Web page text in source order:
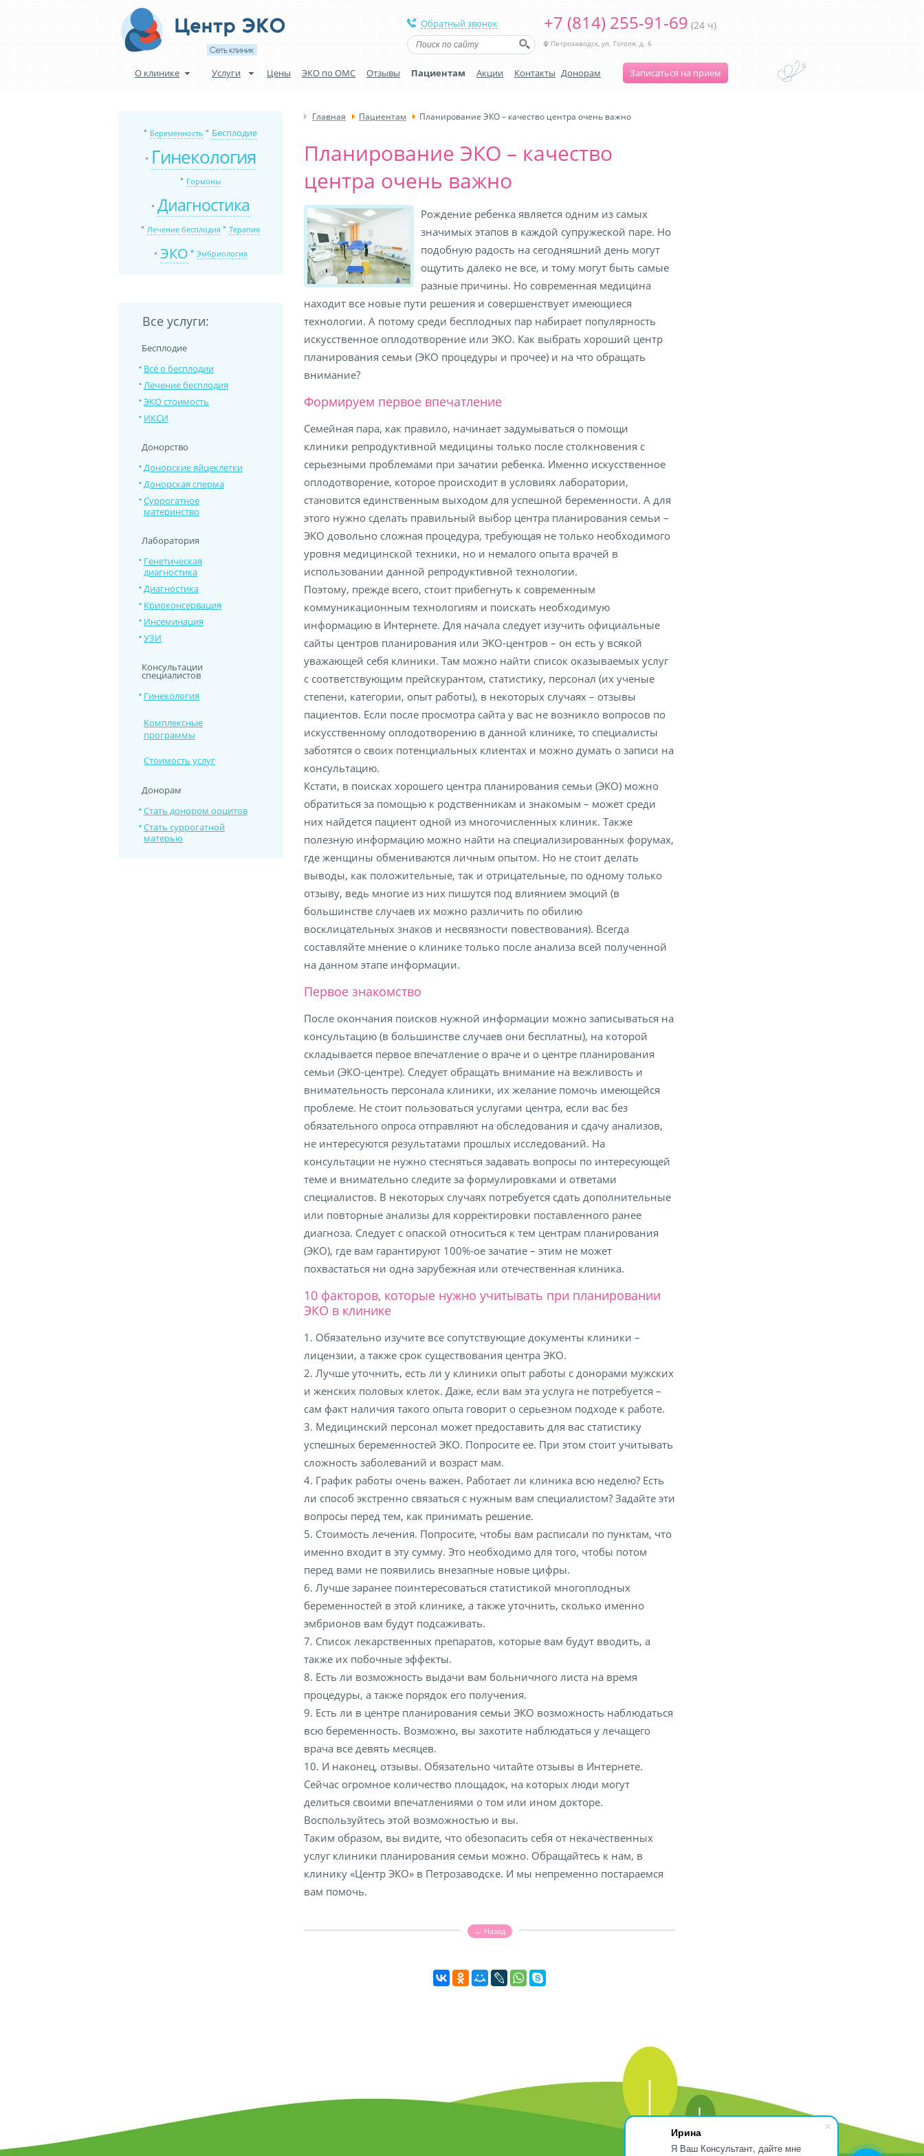
Ирина
Я Ваш Консультант, дайте мне
+7 (814) 255-91-69 (24 ч)
Петрозаводск, ул. Гоголя, д. 6
Обратный звонок
О клинике Услуги Цены ЭКО по ОМС Отзывы Пациентам Акции Контакты Донорам Записаться на прием
Беременность Бесплодие
Гинекология
Гормоны
Диагностика
Лечение бесплодия Терапия
ЭКО Эмбриология
Все услуги:
Бесплодие
Всё о бесплодии
Лечение бесплодия
ЭКО стоимость
ИКСИ
Донорство
Донорские яйцеклетки
Донорская сперма
Суррогатное
материнство
Лаборатория
Генетическая
диагностика
Диагностика
Криоконсервация
Инсеминация
УЗИ
Консультации
специалистов
Гинекология
Комплексные
программы
Стоимость услуг
Донорам
Стать донором ооцитов
Стать суррогатной
матерью
Главная Пациентам Планирование ЭКО – качество центра очень важно
Планирование ЭКО – качество
центра очень важно
Рождение ребенка является одним из самых
значимых этапов в каждой супружеской паре. Но
подобную радость на сегодняшний день могут
ощутить далеко не все, и тому могут быть самые
разные причины. Но современная медицина
находит все новые пути решения и совершенствует имеющиеся
технологии. А потому среди бесплодных пар набирает популярность
искусственное оплодотворение или ЭКО. Как выбрать хороший центр
планирования семьи (ЭКО процедуры и прочее) и на что обращать
внимание?
Формируем первое впечатление
Семейная пара, как правило, начинает задумываться о помощи
клиники репродуктивной медицины только после столкновения с
серьезными проблемами при зачатии ребенка. Именно искусственное
оплодотворение, которое происходит в условиях лаборатории,
становится единственным выходом для успешной беременности. А для
этого нужно сделать правильный выбор центра планирования семьи –
ЭКО довольно сложная процедура, требующая не только необходимого
уровня медицинской техники, но и немалого опыта врачей в
использовании данной репродуктивной технологии.
Поэтому, прежде всего, стоит прибегнуть к современным
коммуникационным технологиям и поискать необходимую
информацию в Интернете. Для начала следует изучить официальные
сайты центров планирования или ЭКО-центров – он есть у всякой
уважающей себя клиники. Там можно найти список оказываемых услуг
с соответствующим прейскурантом, статистику, персонал (их ученые
степени, категории, опыт работы), в некоторых случаях – отзывы
пациентов. Если после просмотра сайта у вас не возникло вопросов по
искусственному оплодотворению в данной клинике, то специалисты
заботятся о своих потенциальных клиентах и можно думать о записи на
консультацию.
Кстати, в поисках хорошего центра планирования семьи (ЭКО) можно
обратиться за помощью к родственникам и знакомым – может среди
них найдется пациент одной из многочисленных клиник. Также
полезную информацию можно найти на специализированных форумах,
где женщины обмениваются личным опытом. Но не стоит делать
выводы, как положительные, так и отрицательные, по одному только
отзыву, ведь многие из них пишутся под влиянием эмоций (в
большинстве случаев их можно различить по обилию
восклицательных знаков и несвязности повествования). Всегда
составляйте мнение о клинике только после анализа всей полученной
на данном этапе информации.
Первое знакомство
После окончания поисков нужной информации можно записываться на
консультацию (в большинстве случаев они бесплатны), на которой
складывается первое впечатление о враче и о центре планирования
семьи (ЭКО-центре). Следует обращать внимание на вежливость и
внимательность персонала клиники, их желание помочь имеющейся
проблеме. Не стоит пользоваться услугами центра, если вас без
обязательного опроса отправляют на обследования и сдачу анализов,
не интересуются результатами прошлых исследований. На
консультации не нужно стесняться задавать вопросы по интересующей
теме и внимательно следите за формулировками и ответами
специалистов. В некоторых случаях потребуется сдать дополнительные
или повторные анализы для корректировки поставленного ранее
диагноза. Следует с опаской относиться к тем центрам планирования
(ЭКО), где вам гарантируют 100%-ое зачатие – этим не может
похвастаться ни одна зарубежная или отечественная клиника.
10 факторов, которые нужно учитывать при планировании
ЭКО в клинике
1. Обязательно изучите все сопутствующие документы клиники –
лицензии, а также срок существования центра ЭКО.
2. Лучше уточнить, есть ли у клиники опыт работы с донорами мужских
и женских половых клеток. Даже, если вам эта услуга не потребуется –
сам факт наличия такого опыта говорит о серьезном подходе к работе.
3. Медицинский персонал может предоставить для вас статистику
успешных беременностей ЭКО. Попросите ее. При этом стоит учитывать
сложность заболеваний и возраст мам.
4. График работы очень важен. Работает ли клиника всю неделю? Есть
ли способ экстренно связаться с нужным вам специалистом? Задайте эти
вопросы перед тем, как принимать решение.
5. Стоимость лечения. Попросите, чтобы вам расписали по пунктам, что
именно входит в эту сумму. Это необходимо для того, чтобы потом
перед вами не появились внезапные новые цифры.
6. Лучше заранее поинтересоваться статистикой многоплодных
беременностей в этой клинике, а также уточнить, сколько именно
эмбрионов вам будут подсаживать.
7. Список лекарственных препаратов, которые вам будут вводить, а
также их побочные эффекты.
8. Есть ли возможность выдачи вам больничного листа на время
процедуры, а также порядок его получения.
9. Есть ли в центре планирования семьи ЭКО возможность наблюдаться
всю беременность. Возможно, вы захотите наблюдаться у лечащего
врача все девять месяцев.
10. И наконец, отзывы. Обязательно читайте отзывы в Интернете.
Сейчас огромное количество площадок, на которых люди могут
делиться своими впечатлениями о том или ином докторе.
Воспользуйтесь этой возможностью и вы.
Таким образом, вы видите, что обезопасить себя от некачественных
услуг клиники планирования семьи можно. Обращайтесь к нам, в
клинику «Центр ЭКО» в Петрозаводске. И мы непременно постараемся
вам помочь.
← Назад